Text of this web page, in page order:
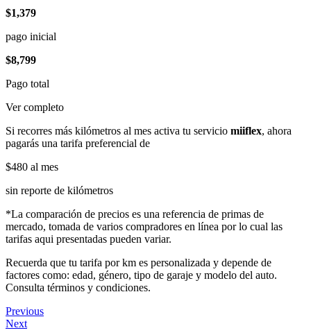
$1,379
pago inicial
$8,799
Pago total
Ver completo
Si recorres más kilómetros al mes activa tu servicio miiflex, ahora
pagarás una tarifa preferencial de
$480 al mes
sin reporte de kilómetros
*La comparación de precios es una referencia de primas de
mercado, tomada de varios compradores en línea por lo cual las
tarifas aqui presentadas pueden variar.
Recuerda que tu tarifa por km es personalizada y depende de
factores como: edad, género, tipo de garaje y modelo del auto.
Consulta términos y condiciones.
Previous
Next